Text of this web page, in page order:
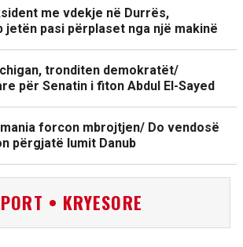
me vdekje në Durrës,
jetën pasi përplaset nga një makinë
tronditen demokratët/
për Senatin i fiton Abdul El-Sayed
forcon mbrojtjen/ Do vendosë
përgjatë lumit Danub
• KRYESORE